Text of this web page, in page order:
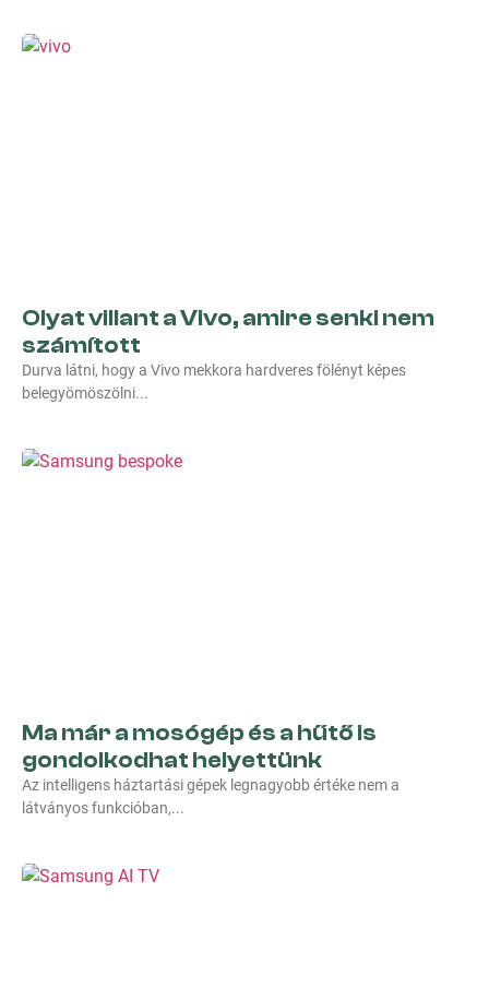
Olyat villant a Vivo, amire senki nem
számított
Durva látni, hogy a Vivo mekkora hardveres fölényt képes
belegyömöszölni
Ma már a mosógép és a hűtő is
gondolkodhat helyettünk
Az intelligens háztartási gépek legnagyobb értéke nem a
látványos funkcióban,